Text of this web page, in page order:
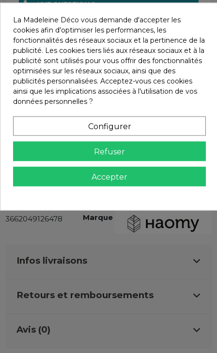
UNE QUESTION ?
CONTACTEZ-NOUS AU 04 66 61 63 44
PAIEMENT SÉCURISÉ
AVEC LE CRÉDIT AGRICOLE
SATISFAIT OU REMBOURSÉ.
CHANGEZ D'AVIS SOUS 14 JOURS !
Détails du produit
Marque
3662049126478
Infos livraisons
Retours et remboursements
Avis (0)
La Madeleine Déco vous demande d'accepter les
cookies afin d'optimiser les performances, les
fonctionnalités des réseaux sociaux et la pertinence de la
publicité. Les cookies tiers liés aux réseaux sociaux et à la
publicité sont utilisés pour vous offrir des fonctionnalités
optimisées sur les réseaux sociaux, ainsi que des
publicités personnalisées. Acceptez-vous ces cookies
ainsi que les implications associées à l'utilisation de vos
données personnelles ?
Configurer
Refuser
Accepter